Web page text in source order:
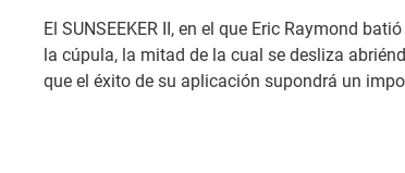
El SUNSEEKER II, en el que Eric Raymond
la cúpula, la mitad de la cual se desliza
que el éxito de su aplicación supondrá un